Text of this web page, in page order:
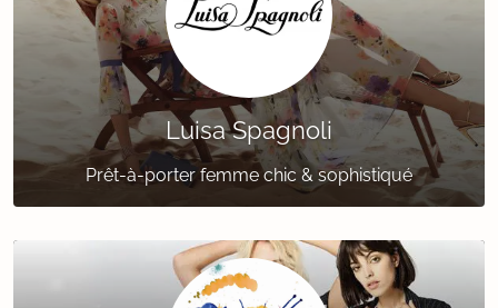
Luisa Spagnoli
Prêt-à-porter femme chic & sophistiqué